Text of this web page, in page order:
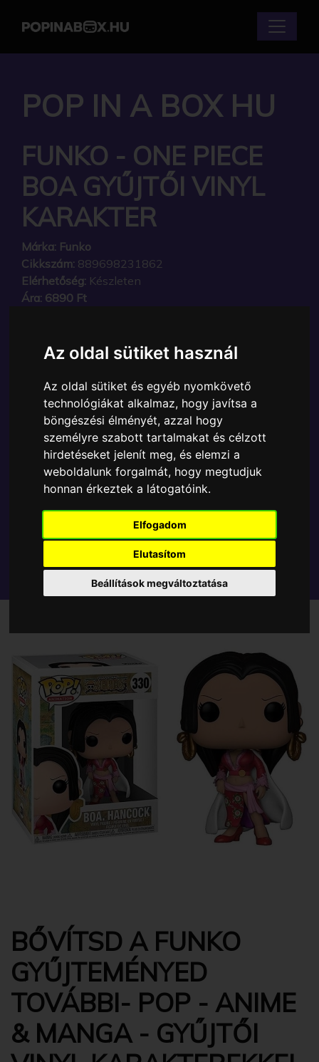
Az oldal sütiket használ
Az oldal sütiket és egyéb nyomkövető
technológiákat alkalmaz, hogy javítsa a
böngészési élményét, azzal hogy
személyre szabott tartalmakat és célzott
hirdetéseket jelenít meg, és elemzi a
weboldalunk forgalmát, hogy megtudjuk
honnan érkeztek a látogatóink.
Elfogadom
Elutasítom
Beállítások megváltoztatása
POP IN A BOX HU
FUNKO - ONE PIECE
BOA GYŰJTŐI VINYL
KARAKTER
Márka: Funko
Cikkszám: 889698231862
Elérhetőség: Készleten
Ára: 6890 Ft
terméke a Funko - One Piece Boa gyűjtői vinyl
karakter, amely ablakos csomagolásban azaz - POP
TOVÁBB A VÁSÁRLÁSRA
Tetszik? Osszd meg másokkal!
BŐVÍTSD A FUNKO
GYŰJTEMÉNYED
TOVÁBBI- POP - ANIME
& MANGA - GYŰJTŐI